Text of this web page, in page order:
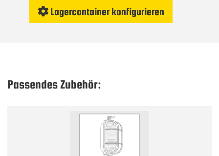
Lagercontainer konfigurieren
Passendes Zubehör: